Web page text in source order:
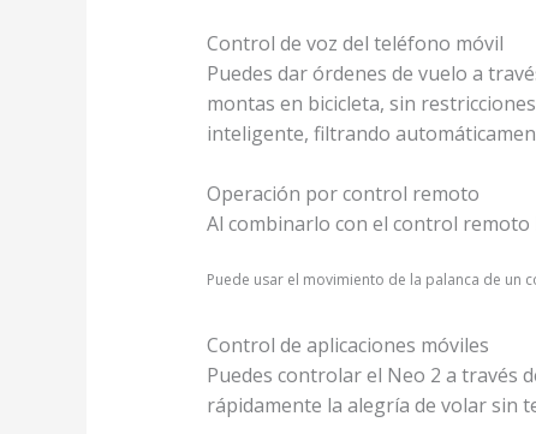
Control de voz del teléfono móvil
Puedes dar órdenes de vuelo a
montas en bicicleta, sin
inteligente, filtrando
Operación por control remoto
Al combinarlo con el control remoto
Puede usar el movimiento de la palanca de
Control de aplicaciones móviles
Puedes controlar el Neo 2 a través
rápidamente la alegría de volar sin